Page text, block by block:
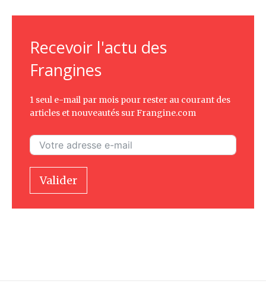
Recevoir l'actu des
Frangines
1 seul e-mail par mois pour rester au courant des
articles et nouveautés sur Frangine.com
Valider